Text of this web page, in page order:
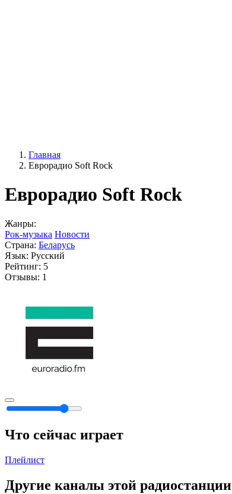
Главная
Еврорадио Soft Rock
Еврорадио Soft Rock
Жанры:
Рок-музыка Новости
Страна: Беларусь
Язык: Русский
Рейтинг: 5
Отзывы: 1
Что сейчас играет
Плейлист
Другие каналы этой радиостанции